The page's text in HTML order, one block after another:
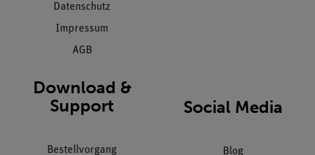
Datenschutz
Impressum
AGB
Download &
Support
Bestellvorgang
Social Media
Blog